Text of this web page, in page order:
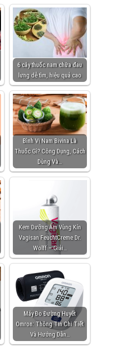
6 cây thuốc nam chữa đau
lưng dễ tìm, hiệu quả cao
Bình Vị Nam Bivina Là
Thuốc Gì? Công Dụng, Cách
Dùng Và…
Kem Dưỡng Ẩm Vùng Kín
Vagisan FeuchtCreme Dr.
Wolff – Giải…
Máy Đo Đường Huyết
Omron: Thông Tin Chi Tiết
Và Hướng Dẫn…